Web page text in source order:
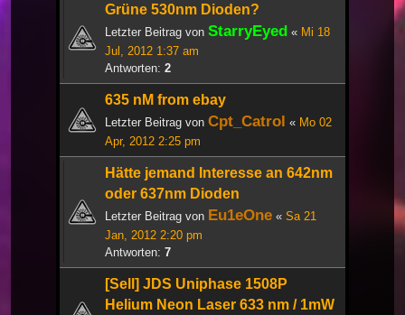
Grüne 530nm Dioden?
Letzter Beitrag von StarryEyed « Mi 18
Jul, 2012 1:37 am
Antworten: 2
635 nM from ebay
Letzter Beitrag von Cpt_Catrol « Mo 02
Apr, 2012 2:25 pm
Hätte jemand Interesse an 642nm
oder 637nm Dioden
Letzter Beitrag von Eu1eOne « Sa 21
Jan, 2012 2:20 pm
Antworten: 7
[Sell] JDS Uniphase 1508P
Helium Neon Laser 633 nm / 1mW